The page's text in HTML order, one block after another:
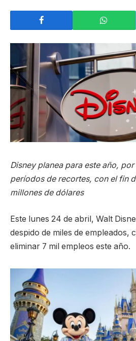
Disney planea para este año,
períodos de recortes, con el fin
millones de dólares
Este lunes 24 de abril, Walt
despido de miles de empleados,
eliminar 7 mil empleos este año.